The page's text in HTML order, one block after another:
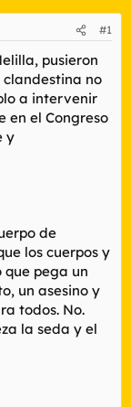
#1
pusieron
clandestina no
a intervenir
en el Congreso
y
de
los cuerpos y
pega un
un asesino y
todos. No.
la seda y el